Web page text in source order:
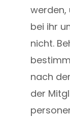
werden,
bei ihr
nicht.
nach
der